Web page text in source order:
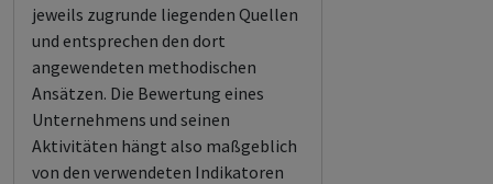
jeweils zugrunde liegenden Quellen
und entsprechen den dort
angewendeten methodischen
Ansätzen. Die Bewertung eines
Unternehmens und seinen
Aktivitäten hängt also maßgeblich
von den verwendeten Indikatoren